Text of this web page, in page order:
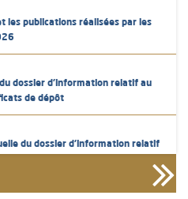
les publications réalisées par les
dossier d’information relatif au
de dépôt
du dossier d’information relatif